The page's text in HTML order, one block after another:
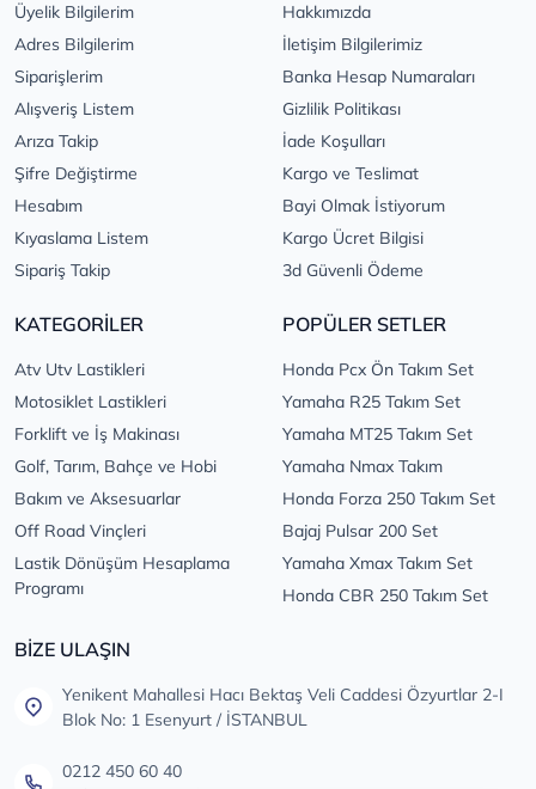
Üyelik Bilgilerim
Adres Bilgilerim
Siparişlerim
Alışveriş Listem
Arıza Takip
Şifre Değiştirme
Hesabım
Kıyaslama Listem
Sipariş Takip
Hakkımızda
İletişim Bilgilerimiz
Banka Hesap Numaraları
Gizlilik Politikası
İade Koşulları
Kargo ve Teslimat
Bayi Olmak İstiyorum
Kargo Ücret Bilgisi
3d Güvenli Ödeme
KATEGORİLER
Atv Utv Lastikleri
Motosiklet Lastikleri
Forklift ve İş Makinası
Golf, Tarım, Bahçe ve Hobi
Bakım ve Aksesuarlar
Off Road Vinçleri
Lastik Dönüşüm Hesaplama
Programı
POPÜLER SETLER
Honda Pcx Ön Takım Set
Yamaha R25 Takım Set
Yamaha MT25 Takım Set
Yamaha Nmax Takım
Honda Forza 250 Takım Set
Bajaj Pulsar 200 Set
Yamaha Xmax Takım Set
Honda CBR 250 Takım Set
BİZE ULAŞIN
Yenikent Mahallesi Hacı Bektaş Veli Caddesi Özyurtlar 2-I
Blok No: 1 Esenyurt / İSTANBUL
0212 450 60 40